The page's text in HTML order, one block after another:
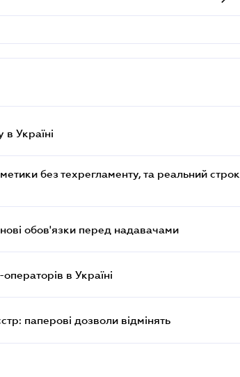
в Україні
без техрегламенту, та реальний строк
обов'язки перед надавачами
в Україні
паперові дозволи відмінять